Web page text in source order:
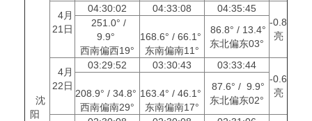
沈
阳
4月
21日
04:30:02 04:33:08
04:35:45
-0.8
亮
251.0° /
9.9°
西南偏西19°
168.6° / 66.1°
东南偏南11°
86.8° / 13.4°
东北偏东03°
4月
22日
03:29:52 03:30:43
03:33:44
-0.6
亮
208.9° / 34.8°
西南偏南29°
163.4° / 46.1°
东南偏南17°
87.6° / 9.9°
东北偏东02°